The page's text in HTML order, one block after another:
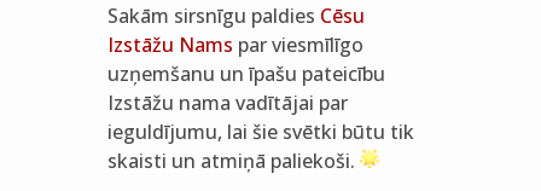
Sakām sirsnīgu paldies Cēsu
Izstāžu Nams par viesmīlīgo
uzņemšanu un īpašu pateicību
Izstāžu nama vadītājai par
ieguldījumu, lai šie svētki būtu tik
skaisti un atmiņā paliekoši.